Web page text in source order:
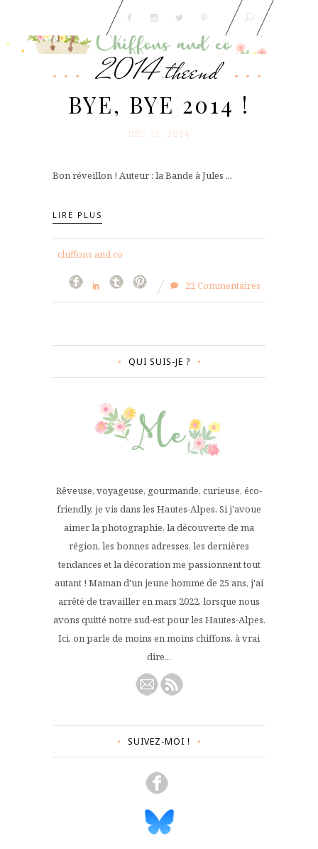
2014,theend
BYE, BYE 2014 !
DÉC 31. 2014
Bon réveillon ! Auteur : la Bande à Jules ...
LIRE PLUS
chiffons and co
22 Commentaires
QUI SUIS-JE ?
Rêveuse, voyageuse, gourmande, curieuse, éco-
friendly, je vis dans les Hautes-Alpes. Si j'avoue
aimer la photographie, la découverte de ma
région, les bonnes adresses, les dernières
tendances et la décoration me passionnent tout
autant ! Maman d'un jeune homme de 25 ans, j'ai
arrêté de travailler en mars 2022, lorsque nous
avons quitté notre sud-est pour les Hautes-Alpes.
Ici, on parle de moins en moins chiffons, à vrai
dire...
SUIVEZ-MOI !